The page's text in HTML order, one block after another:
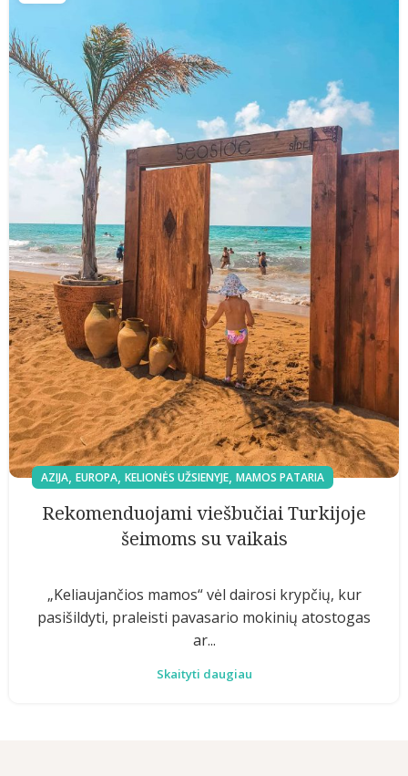
AZIJA, EUROPA, KELIONĖS UŽSIENYJE, MAMOS PATARIA
Rekomenduojami viešbučiai Turkijoje
šeimoms su vaikais
„Keliaujančios mamos“ vėl dairosi krypčių, kur
pasišildyti, praleisti pavasario mokinių atostogas
ar...
Skaityti daugiau